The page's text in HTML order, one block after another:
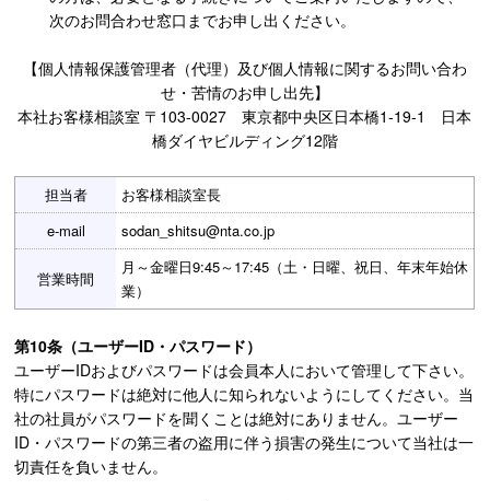
次のお問合わせ窓口までお申し出ください。
【個人情報保護管理者（代理）及び個人情報に関するお問い合わ
せ・苦情のお申し出先】
本社お客様相談室 〒103-0027 東京都中央区日本橋1-19-1 日本
橋ダイヤビルディング12階
担当者
お客様相談室長
e-mail
sodan_shitsu@nta.co.jp
営業時間
月～金曜日9:45～17:45（土・日曜、祝日、年末年始休
業）
第10条（ユーザーID・パスワード）
ユーザーIDおよびパスワードは会員本人において管理して下さい。
特にパスワードは絶対に他人に知られないようにしてください。当
社の社員がパスワードを聞くことは絶対にありません。ユーザー
ID・パスワードの第三者の盗用に伴う損害の発生について当社は一
切責任を負いません。